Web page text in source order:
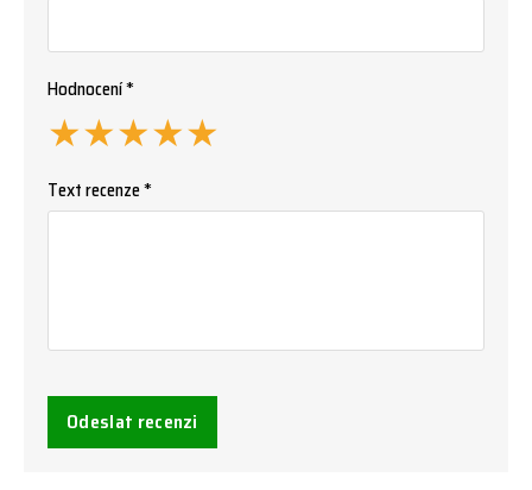
Hodnocení *
★
★
★
★
★
Text recenze *
Odeslat recenzi